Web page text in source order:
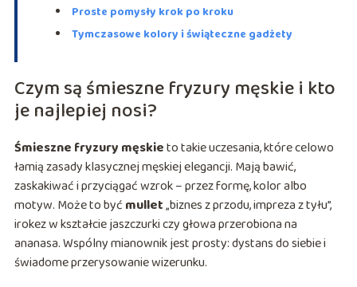
Proste pomysły krok po kroku
Tymczasowe kolory i świąteczne gadżety
Czym są śmieszne fryzury męskie i kto
je najlepiej nosi?
Śmieszne fryzury męskieto takie uczesania, które celowo
łamią zasady klasycznej męskiej elegancji. Mają bawić,
zaskakiwać i przyciągać wzrok – przez formę, kolor albo
motyw. Może to być mullet„biznes z przodu, impreza z tyłu”,
irokez w kształcie jaszczurki czy głowa przerobiona na
ananasa. Wspólny mianownik jest prosty: dystans do siebie i
świadome przerysowanie wizerunku.